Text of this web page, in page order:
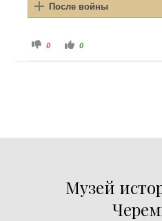
После войны
Голосуйте - палец вниз.
0 Голосуйте - палец вверх.
0
Музей